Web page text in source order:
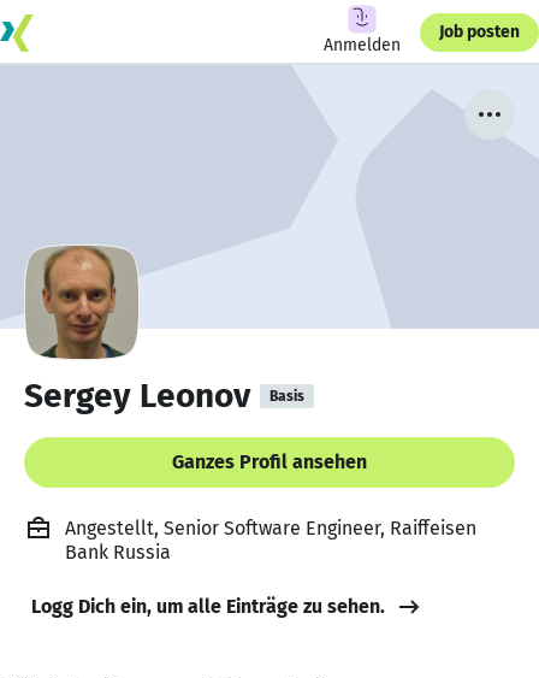
Anmelden
Job posten
Sergey Leonov Basis
Ganzes Profil ansehen
Angestellt, Senior Software Engineer, Raiffeisen
Bank Russia
Logg Dich ein, um alle Einträge zu sehen.